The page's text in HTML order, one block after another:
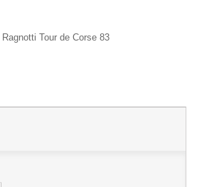
Tour de Corse 83